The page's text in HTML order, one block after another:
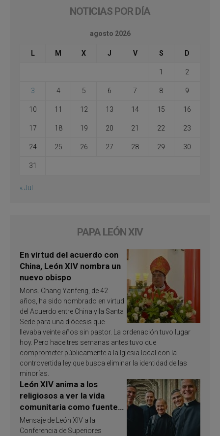
NOTICIAS POR DÍA
agosto 2026
L M X J V S D
1 2
3 4 5 6 7 8 9
10 11 12 13 14 15 16
17 18 19 20 21 22 23
24 25 26 27 28 29 30
31
« Jul
PAPA LEÓN XIV
En virtud del acuerdo con
China, León XIV nombra un
nuevo obispo
Mons. Chang Yanfeng, de 42
años, ha sido nombrado en virtud
del Acuerdo entre China y la Santa
Sede para una diócesis que
llevaba veinte años sin pastor. La ordenación tuvo lugar
hoy. Pero hace tres semanas antes tuvo que
comprometer públicamente a la Iglesia local con la
controvertida ley que busca eliminar la identidad de las
minorías.
León XIV anima a los
religiosos a ver la vida
comunitaria como fuente
de inspiración y
santificación
Mensaje de León XIV a la
Conferencia de Superiores